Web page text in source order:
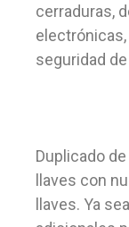
cerraduras,
seguridad
Duplicado
llaves con
llaves. Ya